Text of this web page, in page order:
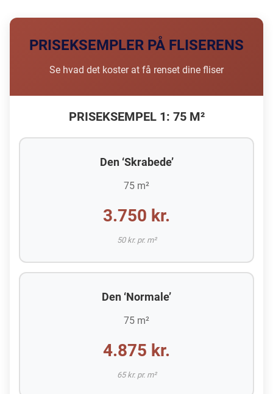
PRISEKSEMPLER PÅ FLISERENS
Se hvad det koster at få renset dine fliser
PRISEKSEMPEL 1: 75 M²
Den ‘Skrabede’
75 m²
3.750 kr.
50 kr. pr. m²
Den ‘Normale’
75 m²
4.875 kr.
65 kr. pr. m²